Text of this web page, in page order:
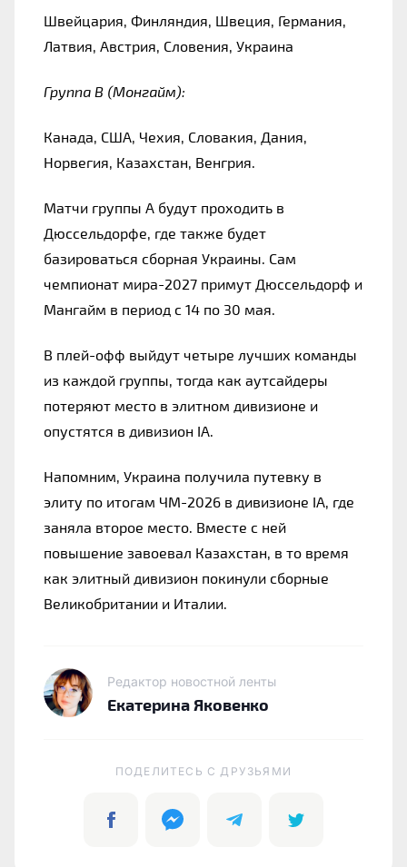
Швейцария, Финляндия, Швеция, Германия,
Латвия, Австрия, Словения, Украина
Группа B (Монгайм):
Канада, США, Чехия, Словакия, Дания,
Норвегия, Казахстан, Венгрия.
Матчи группы А будут проходить в
Дюссельдорфе, где также будет
базироваться сборная Украины. Сам
чемпионат мира-2027 примут Дюссельдорф и
Мангайм в период с 14 по 30 мая.
В плей-офф выйдут четыре лучших команды
из каждой группы, тогда как аутсайдеры
потеряют место в элитном дивизионе и
опустятся в дивизион IA.
Напомним, Украина получила путевку в
элиту по итогам ЧМ-2026 в дивизионе IA, где
заняла второе место. Вместе с ней
повышение завоевал Казахстан, в то время
как элитный дивизион покинули сборные
Великобритании и Италии.
Редактор новостной ленты
Екатерина Яковенко
ПОДЕЛИТЕСЬ C ДРУЗЬЯМИ